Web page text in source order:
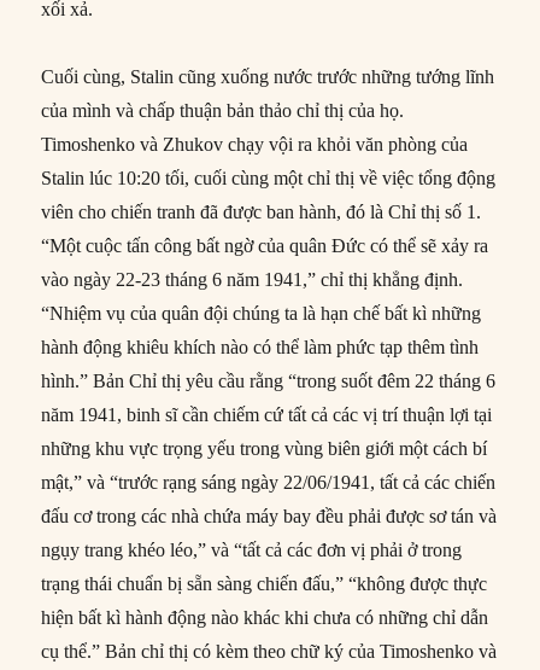
xối xả.
Cuối cùng, Stalin cũng xuống nước trước những tướng lĩnh
của mình và chấp thuận bản thảo chỉ thị của họ.
Timoshenko và Zhukov chạy vội ra khỏi văn phòng của
Stalin lúc 10:20 tối, cuối cùng một chỉ thị về việc tổng động
viên cho chiến tranh đã được ban hành, đó là Chỉ thị số 1.
“Một cuộc tấn công bất ngờ của quân Đức có thể sẽ xảy ra
vào ngày 22-23 tháng 6 năm 1941,” chỉ thị khẳng định.
“Nhiệm vụ của quân đội chúng ta là hạn chế bất kì những
hành động khiêu khích nào có thể làm phức tạp thêm tình
hình.” Bản Chỉ thị yêu cầu rằng “trong suốt đêm 22 tháng 6
năm 1941, binh sĩ cần chiếm cứ tất cả các vị trí thuận lợi tại
những khu vực trọng yếu trong vùng biên giới một cách bí
mật,” và “trước rạng sáng ngày 22/06/1941, tất cả các chiến
đấu cơ trong các nhà chứa máy bay đều phải được sơ tán và
ngụy trang khéo léo,” và “tất cả các đơn vị phải ở trong
trạng thái chuẩn bị sẵn sàng chiến đấu,” “không được thực
hiện bất kì hành động nào khác khi chưa có những chỉ dẫn
cụ thể.” Bản chỉ thị có kèm theo chữ ký của Timoshenko và